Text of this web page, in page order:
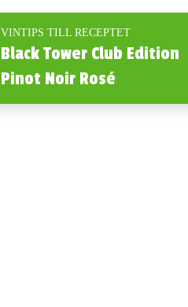
VINTIPS TILL RECEPTET
Black Tower Club Edition
Pinot Noir Rosé